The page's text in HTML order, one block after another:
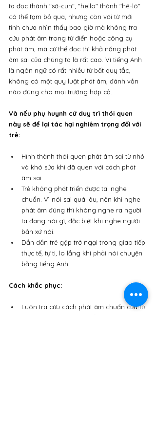
ta đọc thành "sờ-cun", "hello" thành "hê-lô"
có thể tạm bỏ qua, nhưng còn với từ mới
tinh chưa nhìn thấy bao giờ mà không tra
cứu phát âm trong từ điển hoặc công cụ
phát âm, mà cứ thế đọc thì khả năng phát
âm sai của chúng ta là rất cao. Vì tiếng Anh
là ngôn ngữ có rất nhiều từ bất quy tắc,
không có một quy luật phát âm, đánh vần
nào đúng cho mọi trường hợp cả.
Và nếu phụ huynh cứ duy trì thói quen
này sẽ để lại tác hại nghiêm trọng đối với
trẻ:
Hình thành thói quen phát âm sai từ nhỏ
và khó sửa khi đã quen với cách phát
âm sai.
Trẻ không phát triển được tai nghe
chuẩn. Vì nói sai quá lâu, nên khi nghe
phát âm đúng thì không nghe ra người
ta đang nói gì, đặc biệt khi nghe người
bản xứ nói.
Dần dần trẻ gặp trở ngại trong giao tiếp
thực tế, tự ti, lo lắng khi phải nói chuyện
bằng tiếng Anh.
Cách khắc phục:
Luôn tra cứu cách phát âm chuẩn của từ